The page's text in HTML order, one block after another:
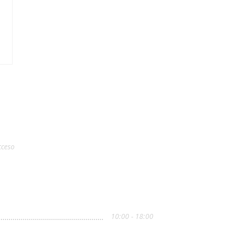
10:00 - 18:00